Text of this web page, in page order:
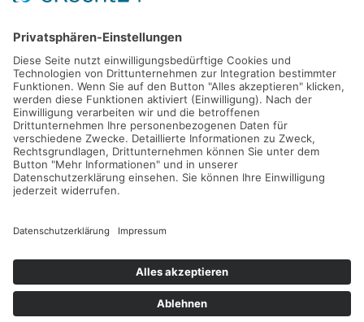
Gefördert durch die
Freie und Hansestadt Hamburg
SUCHT.HAMBURG gGmbH
Datenschutz Impressum Sitemap